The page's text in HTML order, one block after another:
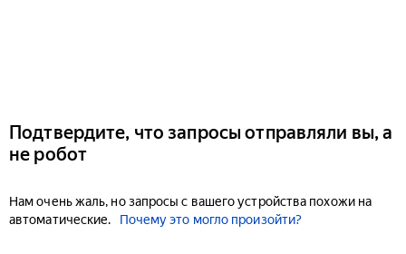
Подтвердите, что запросы отправляли вы, а
не робот
Нам очень жаль, но запросы с вашего устройства похожи на
автоматические.
Почему это могло произойти?